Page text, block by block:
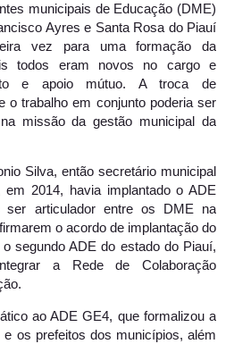
municipais de Educação (DME)
Ayres e Santa Rosa do Piauí
vez para uma formação da
todos eram novos no cargo e
e apoio mútuo. A troca de
o trabalho em conjunto poderia ser
missão da gestão municipal da
Silva, então secretário municipal
em 2014, havia implantado o ADE
ser articulador entre os DME na
o acordo de implantação do
segundo ADE do estado do Piauí,
a Rede de Colaboração
ao ADE GE4, que formalizou a
os prefeitos dos municípios, além